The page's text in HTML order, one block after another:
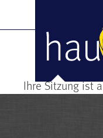
Ihre Sitzung ist